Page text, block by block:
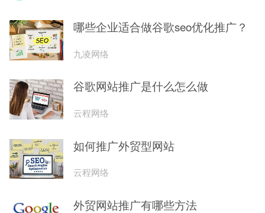
哪些企业适合做谷歌seo优化推广？
九凌网络
谷歌网站推广是什么怎么做
云程网络
如何推广外贸型网站
云程网络
外贸网站推广有哪些方法